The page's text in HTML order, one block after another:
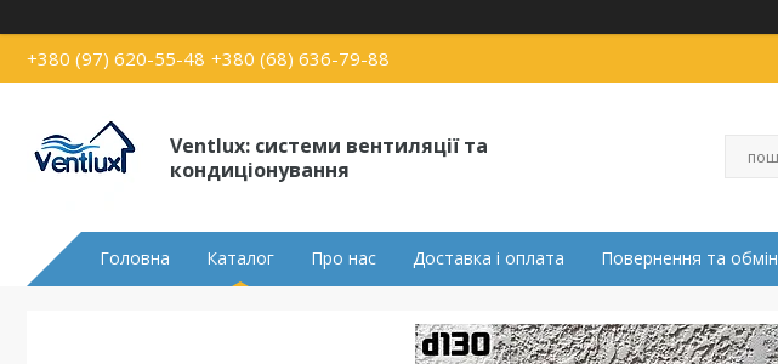
+380 (97) 620-55-48 +380 (68) 636-79-88
Ventlux: системи вентиляції та
кондиціонування
Головна Каталог Про нас Доставка і оплата Повернення та обмін